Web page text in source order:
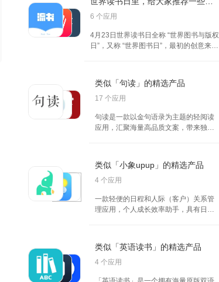
6 个应用
4月23日世界读书日全称 “世界图书与版权
日”，又称 “世界图书日”，最初的创意来自
多读书，保护知识产权。
类似「句读」的精选产品
17 个应用
句读是一款以金句语录为主题的轻阅读
应用，汇聚海量高品质文案，带来独特
模式、日签模板等。阅读句读，享受文
字带来的宁静与治愈。
类似「小象upup」的精选产品
4 个应用
一款轻便的日程和人际（客户）关系管
理应用，个人成长效率助手，具有日程
与同事朋友共同完成目标，实现效果最
大化。
类似「英语读书」的精选产品
4 个应用